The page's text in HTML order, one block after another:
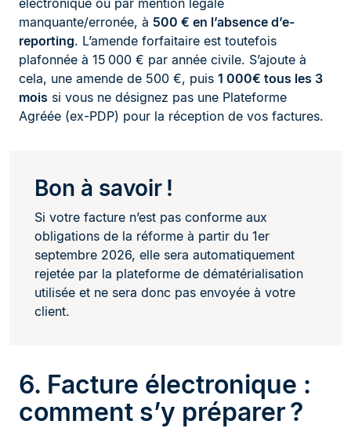
électronique ou par mention légale
manquante/erronée, à 500 € en l’absence d’e-
reporting. L’amende forfaitaire est toutefois
plafonnée à 15 000 € par année civile. S’ajoute à
cela, une amende de 500 €, puis 1 000€ tous les 3
mois si vous ne désignez pas une Plateforme
Agréée (ex-PDP) pour la réception de vos factures.
Bon à savoir !
Si votre facture n’est pas conforme aux
obligations de la réforme à partir du 1er
septembre 2026, elle sera automatiquement
rejetée par la plateforme de dématérialisation
utilisée et ne sera donc pas envoyée à votre
client.
6. Facture électronique :
comment s’y préparer ?